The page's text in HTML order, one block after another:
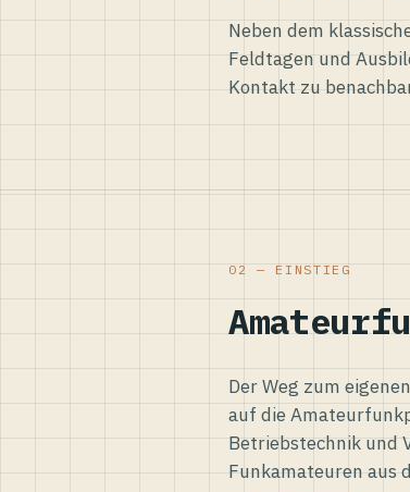
Neben dem
Feldtagen und
Kontakt zu
02 — EINSTIEG
Der Weg zum
auf die
Betriebstechnik und
Funkamateuren aus